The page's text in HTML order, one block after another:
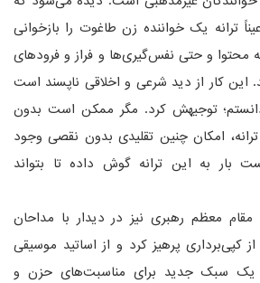
ترانه یک خواننده زن طاغوت را بازخوانی
محتوا و حتی نفس‌گیری‌ها و فراز و فرودهای
این کار از دید شرعی و اخلاقی ناپسند است
توجیهش کرد. مگر ممکن است بدون
امکان چنین تقلیدی بدون نقصی وجود
بار به این ترانه گوش داده تا بتواند
معظم رهبری نیز در دیدار با مداحان
کپی‌برداری پرهیز کرد و از اساتید موسیقی
یک سبک جدید برای مناسبت‌های حزن و